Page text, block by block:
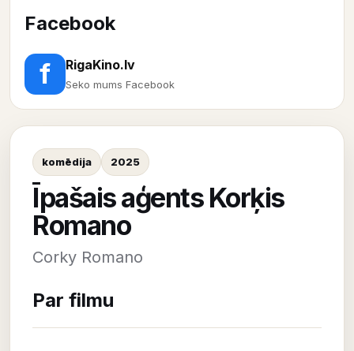
Facebook
f RigaKino.lv
Seko mums Facebook
komēdija 2025
Īpašais aģents Korķis
Romano
Corky Romano
Par filmu